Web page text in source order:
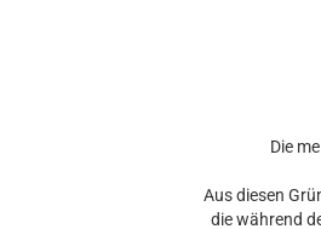
Die
Aus diesen
die während